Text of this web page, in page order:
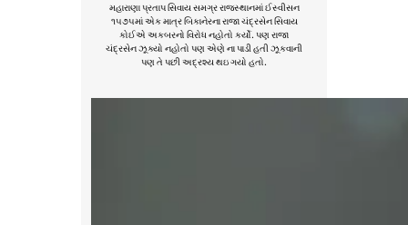
મહારાણા પ્રતાપ સિવાય સમગ્ર રાજસ્થાનમાં ઈસ્વીસન
૧૫૭૫માં એક માત્ર બિકાનેરના રાજા ચંદ્રસેન સિવાય
કોઈએ અકબરનો વિરોધ નહોતો કર્યો. પણ રાજા
ચંદ્રસેન ઝૂક્યો નહોતો પણ એણે ના પાડી હતી ઝૂકવાની
પણ તે પછી અદ્રશ્ય થઇ ગયો હતો.